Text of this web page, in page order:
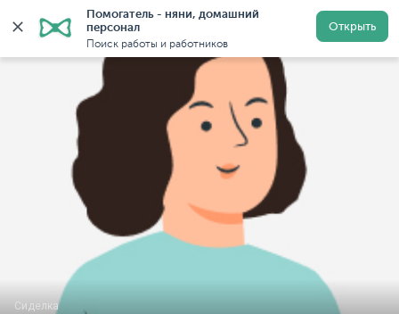
Помогатель - няни, домашний
персонал
Поиск работы и работников
Открыть
Главная Сиделки Сиделки в Санкт-Петербурге
Сиделка